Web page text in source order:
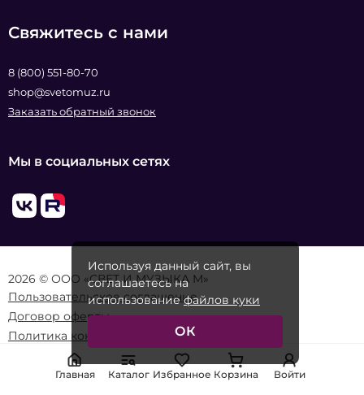
Свяжитесь с нами
8 (800) 551-80-70
shop@svetomuz.ru
Заказать обратный звонок
Мы в социальных сетях
2026 © ООО «СВЕТ И МУЗЫКА М»
Пользовательское соглашение
Договор оферты
Политика конфиденциальности
Главная Каталог Избранное Корзина Войти
Используя данный сайт, вы
соглашаетесь на
использованиефайлов куки
ОК